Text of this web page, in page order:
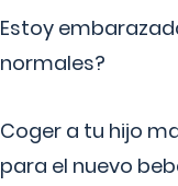
Estoy
normales?
Coger a tu hijo
para el nuevo